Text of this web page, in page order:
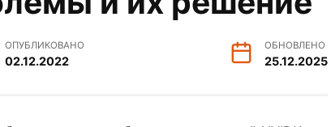
ОПУБЛИКОВАНО
02.12.2022
ОБНОВЛЕНО
25.12.2025